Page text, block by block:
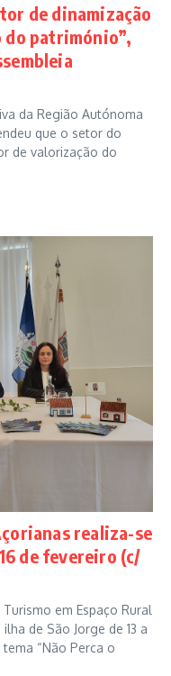
de dinamização
do património”,
da Região Autónoma
que o setor do
de valorização do
realiza-se
de fevereiro (c/
em Espaço Rural
de São Jorge de 13 a
“Não Perca o